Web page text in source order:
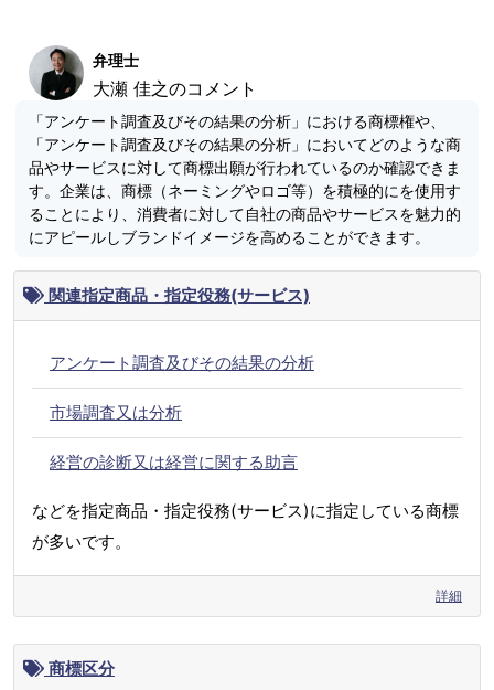
弁理士
大瀬 佳之のコメント
「アンケート調査及びその結果の分析」における商標権や、
「アンケート調査及びその結果の分析」においてどのような商
品やサービスに対して商標出願が行われているのか確認できま
す。企業は、商標（ネーミングやロゴ等）を積極的にを使用す
ることにより、消費者に対して自社の商品やサービスを魅力的
にアピールしブランドイメージを高めることができます。
関連指定商品・指定役務(サービス)
アンケート調査及びその結果の分析
市場調査又は分析
経営の診断又は経営に関する助言
などを指定商品・指定役務(サービス)に指定している商標
が多いです。
詳細
商標区分